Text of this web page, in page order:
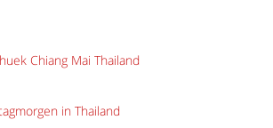
Chiang Mai Thailand
in Thailand